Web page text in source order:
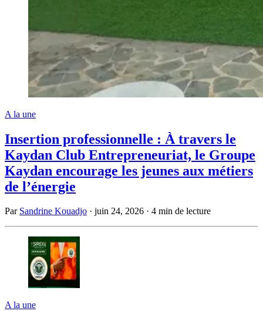
A la une
Insertion professionnelle : À travers le
Kaydan Club Entrepreneuriat, le Groupe
Kaydan encourage les jeunes aux métiers
de l’énergie
Par Sandrine Kouadjo · juin 24, 2026 · 4 min de lecture
A la une